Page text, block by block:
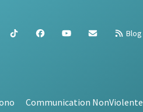
Blog
Communication NonViolente